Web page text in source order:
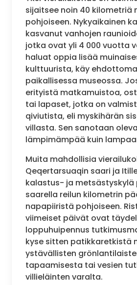
sijaitsee noin 40 kilometriä
pohjoiseen. Nykyaikainen
kasvanut vanhojen
jotka ovat yli 4 000 vuotta
haluat oppia lisää
kulttuurista, käy
paikallisessa museossa.
erityistä matkamuistoa,
tai lapaset, jotka on
qiviutista, eli myskihärän
villasta. Sen sanotaan
lämpimämpää kuin
Muita mahdollisia
Qeqertarsuaqin saari ja
kalastus- ja metsästyskylä
saarella reilun kilometrin
napapiiristä pohjoiseen.
viimeiset päivät ovat
loppuhuipennus
kyse sitten patikkaretkistä
ystävällisten
tapaamisesta tai vesien
villieläinten varalta.